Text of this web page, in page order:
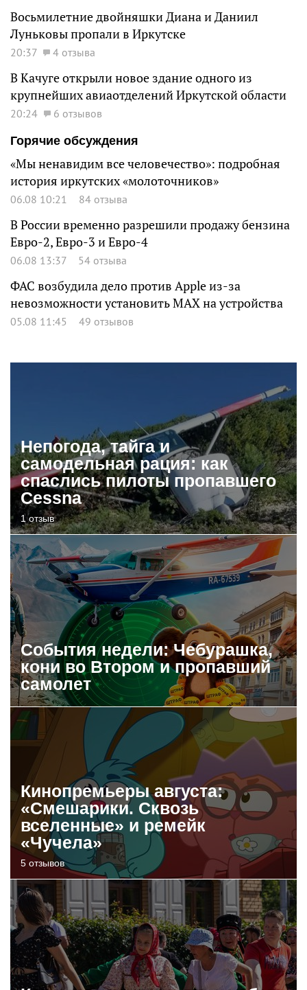
Восьмилетние двойняшки Диана и Даниил
Луньковы пропали в Иркутске
20:37 4 отзыва
В Качуге открыли новое здание одного из
крупнейших авиаотделений Иркутской области
20:24
6 отзывов
Горячие обсуждения
«Мы ненавидим все человечество»: подробная
история иркутских «молоточников»
06.08 10:21 84 отзыва
В России временно разрешили продажу бензина
Евро-2, Евро-3 и Евро-4
06.08 13:37 54 отзыва
ФАС возбудила дело против Apple из-за
невозможности установить MAX на устройства
05.08 11:45 49 отзывов
Непогода, тайга и
самодельная рация: как
спаслись пилоты пропавшего
Cessna
1 отзыв
События недели: Чебурашка,
кони во Втором и пропавший
самолет
Кинопремьеры августа:
«Смешарики. Сквозь
вселенные» и ремейк
«Чучела»
5 отзывов